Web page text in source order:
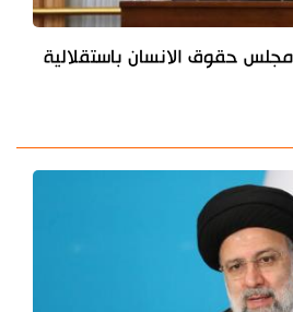
مجلس حقوق الانسان باستقلالية